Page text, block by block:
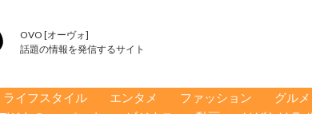
OVO [オーヴォ]
話題の情報を発信するサイト
ライフスタイル エンタメ ファッション グルメ